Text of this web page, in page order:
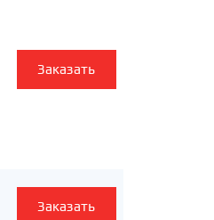
Заказать
Заказать